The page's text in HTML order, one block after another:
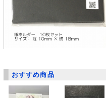
おすすめ商品